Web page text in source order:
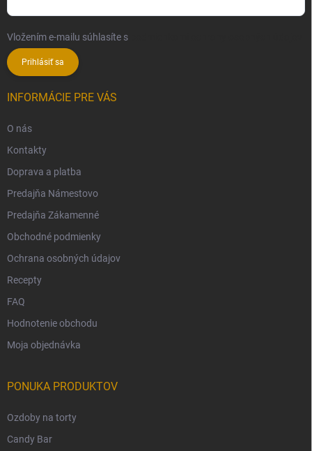
Vložením e-mailu súhlasíte s
Prihlásiť sa
INFORMÁCIE PRE VÁS
O nás
Kontakty
Doprava a platba
Predajňa Námestovo
Predajňa Zákamenné
Obchodné podmienky
Ochrana osobných údajov
Recepty
FAQ
Hodnotenie obchodu
Moja objednávka
PONUKA PRODUKTOV
Ozdoby na torty
Candy Bar